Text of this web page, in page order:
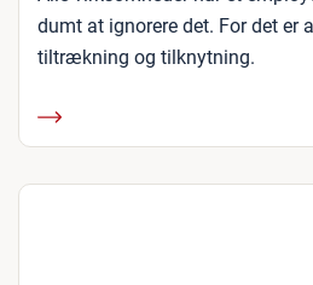
dumt at ignorere det. For det er
tiltrækning og tilknytning.